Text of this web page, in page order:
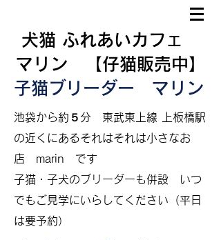
犬猫 ふれあいカフェ
マリン 【仔猫販売中】
子猫ブリーダー マリン
​池袋から約５分 東武東上線 上板橋駅
の近くにあるそれはそれは小さなお
店 marin です
​子猫・子犬のブリーダーも併設 いつ
でもご見学にいらしてください（平日
は要予約）